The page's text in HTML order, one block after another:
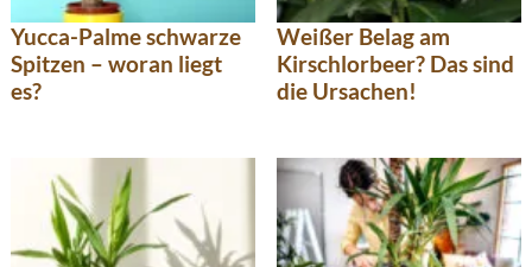
Yucca-Palme schwarze
Spitzen – woran liegt
es?
Weißer Belag am
Kirschlorbeer? Das sind
die Ursachen!